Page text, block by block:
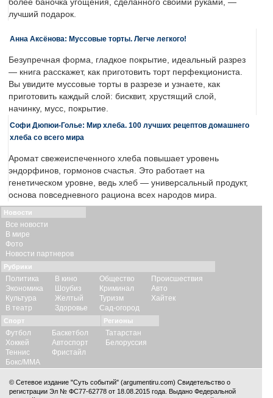
более баночка угощения, сделанного своими руками, —
лучший подарок.
Анна Аксёнова: Муссовые торты. Легче легкого!
Безупречная форма, гладкое покрытие, идеальный разрез
— книга расскажет, как приготовить торт перфекциониста.
Вы увидите муссовые торты в разрезе и узнаете, как
приготовить каждый слой: бисквит, хрустящий слой,
начинку, мусс, покрытие.
Софи Дюпюи-Голье: Мир хлеба. 100 лучших рецептов домашнего
хлеба со всего мира
Аромат свежеиспеченного хлеба повышает уровень
эндорфинов, гормонов счастья. Это работает на
генетическом уровне, ведь хлеб — универсальный продукт,
основа повседневного рациона всех народов мира.
Новости
Все новости
В мире
Фото
Новости партнеров
Рубрики
Политика
Экономика
Культура
В театр
В кино
Шоубиз
Желтый
Здоровье
Общество
Криминал
Туризм
Сад-огород
Происшествия
Авто
Хайтек
Спорт
Футбол
Хоккей
Теннис
Бокс/ММА
Баскетбол
Автоспорт
Фристайл
Регионы
Татарстан
Белоруссия
© Сетевое издание "Суть событий" (argumentiru.com) Свидетельство о
регистрации Эл № ФС77-62778 от 18.08.2015 года. Выдано Федеральной